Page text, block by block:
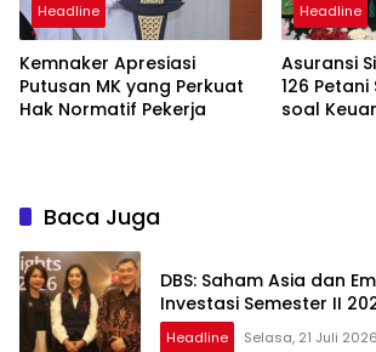
Headline
Kemnaker Apresiasi
Putusan MK yang Perkuat
Hak Normatif Pekerja
Headline
Asuransi
126
soal
Baca Juga
DBS: Saham Asia dan
Investasi Semester II
Headline Selasa, 21 Juli